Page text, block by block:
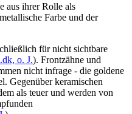
aus ihrer Rolle als
Farbe und der
für nicht sichtbare
o. J.). Frontzähne und
nicht infrage - die goldene
Gegenüber keramischen
als teuer und werden von